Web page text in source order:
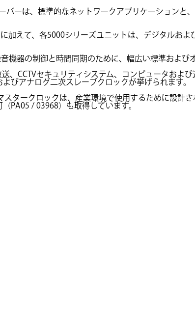
ーは、標準的なネットワークアプリケーションと
加えて、各5000シリーズユニットは、デジタルお
機器の制御と時間同期のために、幅広い標準および
、CCTVセキュリティシステム、コンピュータおよ
びアナログ二次スレーブクロックが挙げられます。
タークロックは、産業環境で使用するために設計
PA05 / 03968）も取得しています。